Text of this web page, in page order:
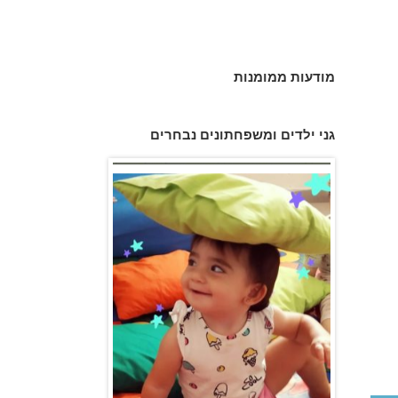
מודעות ממומנות
גני ילדים ומשפחתונים נבחרים
פעוטון פינוקי במודיעין